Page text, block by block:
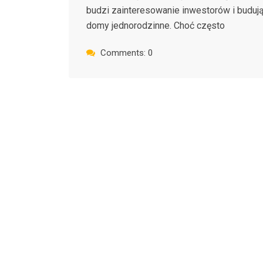
budzi zainteresowanie inwestorów i
domy jednorodzinne. Choć często
Comments: 0